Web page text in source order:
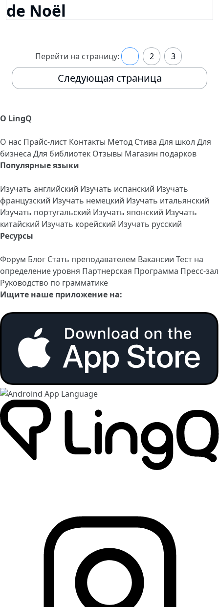
de Noël
Перейти на страницу: 2 3
Следующая страница
О LingQ
О нас Прайс-лист Контакты Метод Стива Для школ Для
бизнеса Для библиотек Отзывы Магазин подарков
Популярные языки
Изучать английский Изучать испанский Изучать
французский Изучать немецкий Изучать итальянский
Изучать португальский Изучать японский Изучать
китайский Изучать корейский Изучать русский
Ресурсы
Форум Блог Стать преподавателем Вакансии Тест на
определение уровня Партнерская Программа Пресс-зал
Руководство по грамматике
Ищите наше приложение на: